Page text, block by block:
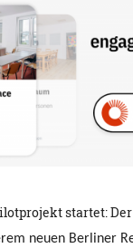
startet: Der
neuen Berliner